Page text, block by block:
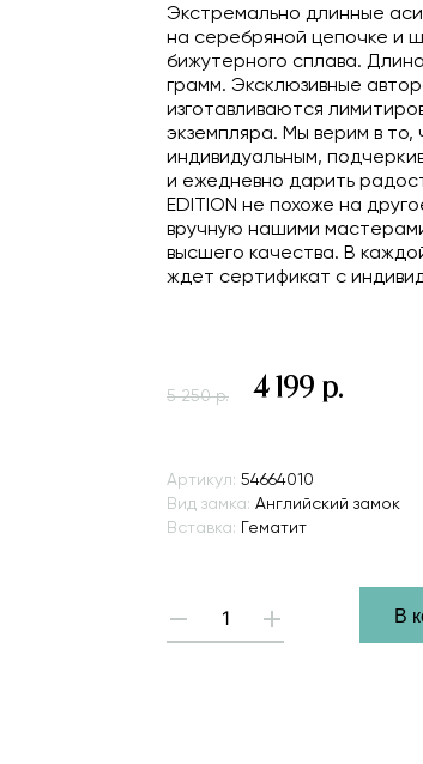
Экстремально длинные
на серебряной цепочке и
бижутерного сплава.
грамм. Эксклюзивные
изготавливаются
экземпляра. Мы верим в
индивидуальным,
и ежедневно дарить
EDITION не похоже на
вручную нашими
высшего качества. В
ждет сертификат с
5 250 р. 4 199 р.
Артикул: 54664010
Вид замка: Английский замок
Вставка: Гематит
- +
В